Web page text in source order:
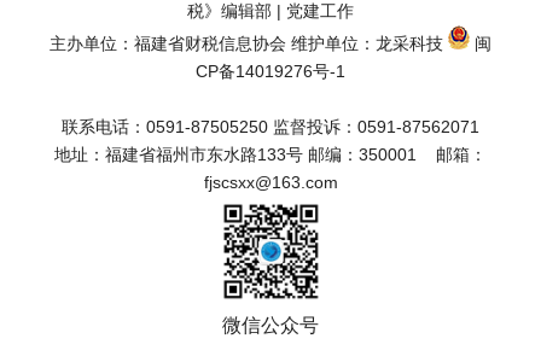
税》编辑部 | 党建工作
主办单位：福建省财税信息协会 维护单位： 龙采科技
闽
CP备14019276号-1
联系电话：0591-87505250 监督投诉：0591-87562071
地址：福建省福州市东水路133号 邮编：350001    邮箱：
fjscsxx@163.com
微信公众号